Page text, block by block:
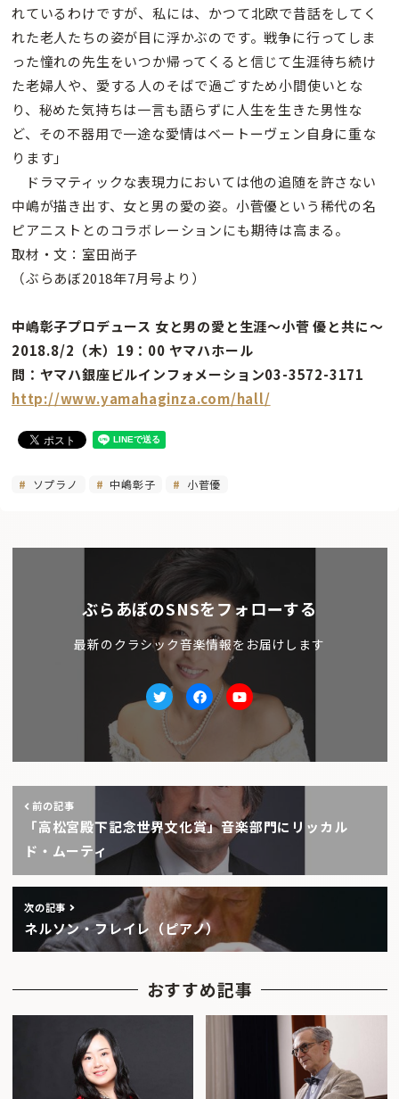
れているわけですが、私には、かつて北欧で昔話をしてく
れた老人たちの姿が目に浮かぶのです。戦争に行ってしま
った憧れの先生をいつか帰ってくると信じて生涯待ち続け
た老婦人や、愛する人のそばで過ごすため小間使いとな
り、秘めた気持ちは一言も語らずに人生を生きた男性な
ど、その不器用で一途な愛情はベートーヴェン自身に重な
ります」
ドラマティックな表現力においては他の追随を許さない
中嶋が描き出す、女と男の愛の姿。小菅優という稀代の名
ピアニストとのコラボレーションにも期待は高まる。
取材・文：室田尚子
（ぶらあぼ2018年7月号より）
中嶋彰子プロデュース 女と男の愛と生涯〜小菅 優と共に〜
2018.8/2（木）19：00 ヤマハホール
問：ヤマハ銀座ビルインフォメーション03-3572-3171
http://www.yamahaginza.com/hall/
ソプラノ 中嶋彰子 小菅優
ぶらあぼのSNSをフォローする
最新のクラシック音楽情報をお届けします
TwitterfacebookYoutube
前の記事
「高松宮殿下記念世界文化賞」音楽部門にリッカル
ド・ムーティ
次の記事
ネルソン・フレイレ（ピアノ）
おすすめ記事